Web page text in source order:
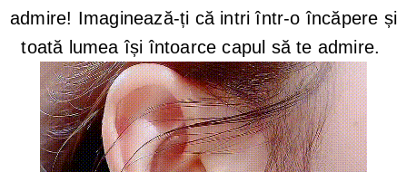
admire! Imaginează-ți că intri într-o încăpere și
toată lumea își întoarce capul să te admire.